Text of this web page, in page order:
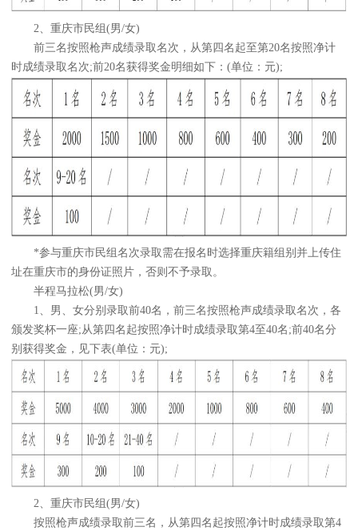
2、重庆市民组(男/女)
前三名按照枪声成绩录取名次，从第四名起至第20名按照净计
时成绩录取名次;前20名获得奖金明细如下：(单位：元);
*参与重庆市民组名次录取需在报名时选择重庆籍组别并上传住
址在重庆市的身份证照片，否则不予录取。
半程马拉松(男/女)
1、男、女分别录取前40名，前三名按照枪声成绩录取名次，各
颁发奖杯一座;从第四名起按照净计时成绩录取第4至40名;前40名分
别获得奖金，见下表(单位：元);
2、重庆市民组(男/女)
按照枪声成绩录取前三名，从第四名起按照净计时成绩录取第4